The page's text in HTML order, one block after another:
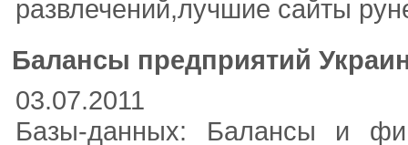
развлечений,лучшие сайты
Балансы предприятий
03.07.2011
Базы-данных: Балансы и